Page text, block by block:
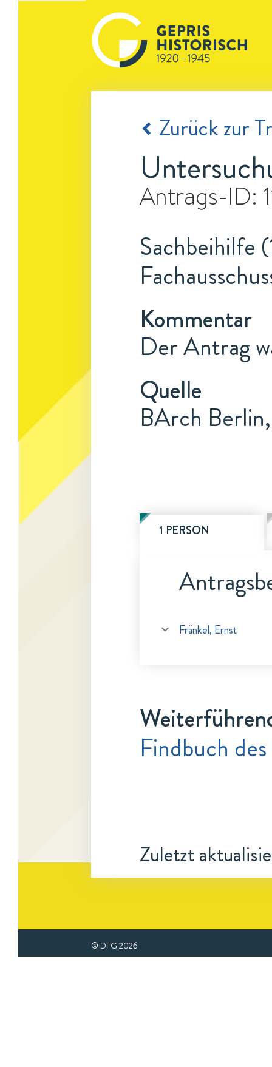
Zurück zur
Antrags-ID:
Sachbeihilfe
Kommentar
Der Antrag
Quelle
BArch
1 PERSON
Fränkel, Ernst
Findbuch
Zuletzt
© DFG 2026